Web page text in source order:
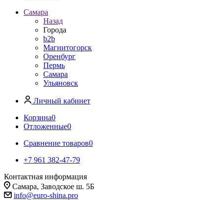
Самара
Назад
Города
b2b
Магнитогорск
Оренбург
Пермь
Самара
Ульяновск
Личный кабинет
Корзина0
Отложенные0
Сравнение товаров0
+7 961 382-47-79
Контактная информация
Самара, Заводское ш. 5Б
info@euro-shina.pro